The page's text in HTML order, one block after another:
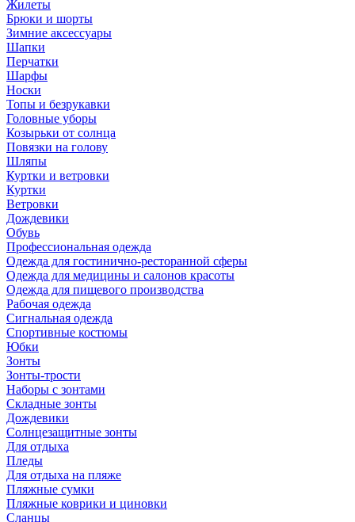
Жилеты
Брюки и шорты
Зимние аксессуары
Шапки
Перчатки
Шарфы
Носки
Топы и безрукавки
Головные уборы
Козырьки от солнца
Повязки на голову
Шляпы
Куртки и ветровки
Куртки
Ветровки
Дождевики
Обувь
Профессиональная одежда
Одежда для гостинично-ресторанной сферы
Одежда для медицины и салонов красоты
Одежда для пищевого производства
Рабочая одежда
Сигнальная одежда
Спортивные костюмы
Юбки
Зонты
Зонты-трости
Наборы с зонтами
Складные зонты
Дождевики
Солнцезащитные зонты
Для отдыха
Пледы
Для отдыха на пляже
Пляжные сумки
Пляжные коврики и циновки
Сланцы